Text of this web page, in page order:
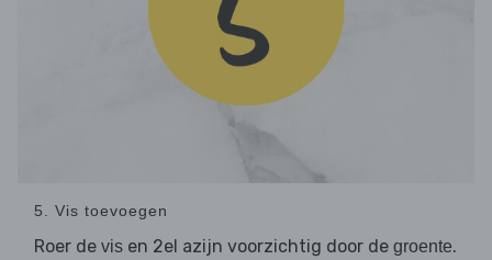
5. Vis toevoegen
Roer de vis en 2el azijn voorzichtig door de groente.